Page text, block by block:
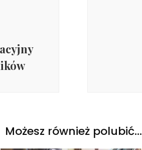
Możesz również polubić…